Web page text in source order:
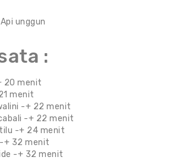
unggun
:
20 menit
menit
-+ 22 menit
-+ 22 menit
-+ 24 menit
+ 32 menit
-+ 32 menit